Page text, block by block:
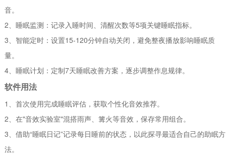
音。
2、睡眠监测：记录入睡时间、清醒次数等5项关键睡眠指标。
3、智能定时：设置15-120分钟自动关闭，避免整夜播放影响睡眠质
量。
4、睡眠计划：定制7天睡眠改善方案，逐步调整作息规律。
软件用法
1、首次使用完成睡眠评估，获取个性化音效推荐。
2、在"音效实验室"混搭雨声、篝火等音效，保存常用组合。
3、借助“睡眠日记”记录每日睡前的状态，以此探寻最适合自己的助眠方
法。